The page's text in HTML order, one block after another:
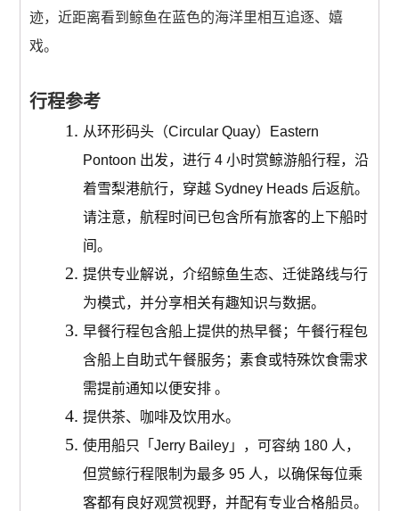
迹，近距离看到鲸鱼在蓝色的海洋里相互追逐、嬉
戏。
行程参考
从环形码头（Circular Quay）Eastern
Pontoon 出发，进行 4 小时赏鲸游船行程，沿
着雪梨港航行，穿越 Sydney Heads 后返航。
请注意，航程时间已包含所有旅客的上下船时
间。
提供专业解说，介绍鲸鱼生态、迁徙路线与行
为模式，并分享相关有趣知识与数据。
早餐行程包含船上提供的热早餐；午餐行程包
含船上自助式午餐服务；素食或特殊饮食需求
需提前通知以便安排 。
提供茶、咖啡及饮用水。
使用船只「Jerry Bailey」，可容纳 180 人，
但赏鲸行程限制为最多 95 人，以确保每位乘
客都有良好观赏视野，并配有专业合格船员。